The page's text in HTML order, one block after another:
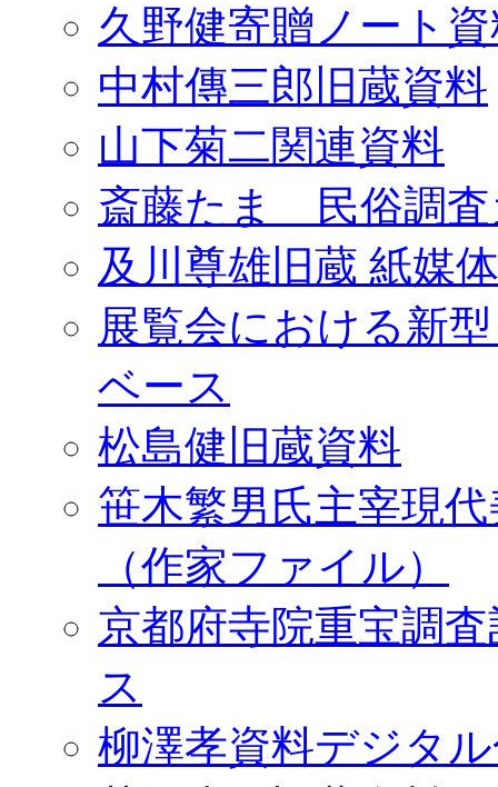
久野健寄贈ノート
中村傳三郎旧蔵資料
山下菊二関連資料
斎藤たま 民俗調査
及川尊雄旧蔵 紙媒
展覧会における新
ベース
松島健旧蔵資料
笹木繁男氏主宰現
（作家ファイル）
京都府寺院重宝調
ス
柳澤孝資料デジタ